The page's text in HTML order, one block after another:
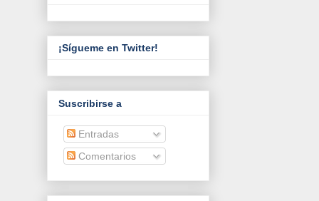
¡Sígueme en Twitter!
Suscribirse a
Entradas
Comentarios